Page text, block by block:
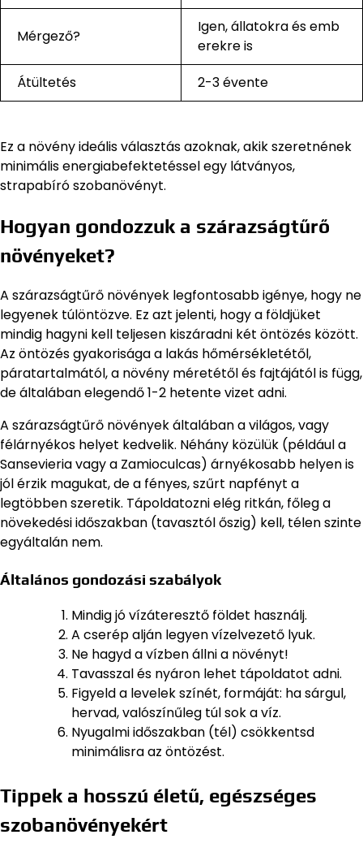
Mérgező?
Igen, állatokra és emb
erekre is
Átültetés
2-3 évente
Ez a növény ideális választás azoknak, akik szeretnének
minimális energiabefektetéssel egy látványos,
strapabíró szobanövényt.
Hogyan gondozzuk a szárazságtűrő
növényeket?
A szárazságtűrő növények legfontosabb igénye, hogy ne
legyenek túlöntözve. Ez azt jelenti, hogy a földjüket
mindig hagyni kell teljesen kiszáradni két öntözés között.
Az öntözés gyakorisága a lakás hőmérsékletétől,
páratartalmától, a növény méretétől és fajtájától is függ,
de általában elegendő 1-2 hetente vizet adni.
A szárazságtűrő növények általában a világos, vagy
félárnyékos helyet kedvelik. Néhány közülük (például a
Sansevieria vagy a Zamioculcas) árnyékosabb helyen is
jól érzik magukat, de a fényes, szűrt napfényt a
legtöbben szeretik. Tápoldatozni elég ritkán, főleg a
növekedési időszakban (tavasztól őszig) kell, télen szinte
egyáltalán nem.
Általános gondozási szabályok
Mindig jó vízáteresztő földet használj.
A cserép alján legyen vízelvezető lyuk.
Ne hagyd a vízben állni a növényt!
Tavasszal és nyáron lehet tápoldatot adni.
Figyeld a levelek színét, formáját: ha sárgul,
hervad, valószínűleg túl sok a víz.
Nyugalmi időszakban (tél) csökkentsd
minimálisra az öntözést.
Tippek a hosszú életű, egészséges
szobanövényekért